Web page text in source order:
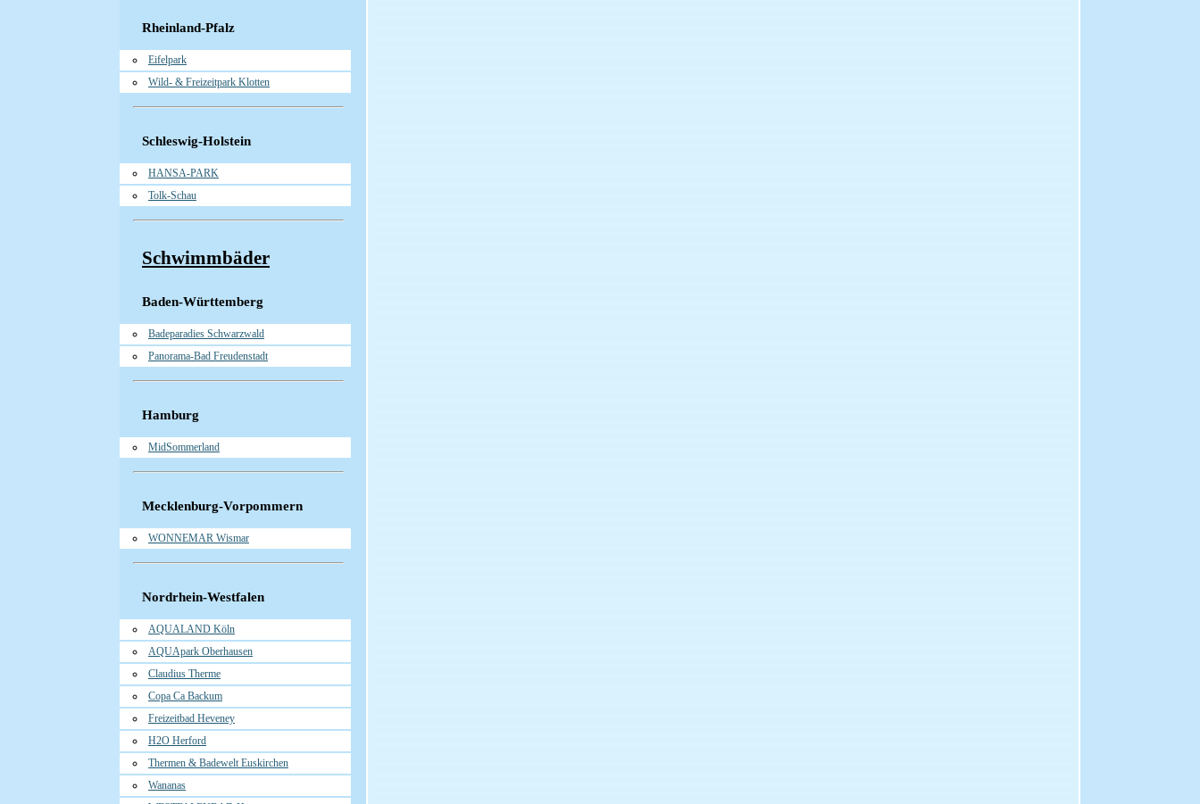
Rheinland-Pfalz
Eifelpark
Wild- & Freizeitpark Klotten
Schleswig-Holstein
HANSA-PARK
Tolk-Schau
Schwimmbäder
Baden-Württemberg
Badeparadies Schwarzwald
Panorama-Bad Freudenstadt
Hamburg
MidSommerland
Mecklenburg-Vorpommern
WONNEMAR Wismar
Nordrhein-Westfalen
AQUALAND Köln
AQUApark Oberhausen
Claudius Therme
Copa Ca Backum
Freizeitbad Heveney
H2O Herford
Thermen & Badewelt Euskirchen
Wananas